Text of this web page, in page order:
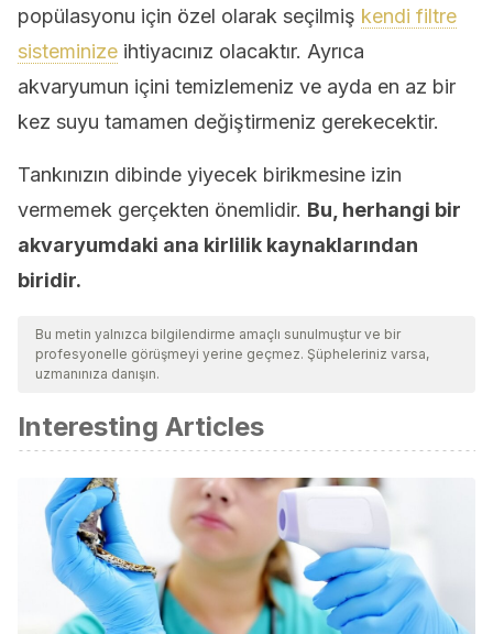
popülasyonu için özel olarak seçilmiş kendi filtre
sisteminize ihtiyacınız olacaktır. Ayrıca
akvaryumun içini temizlemeniz ve ayda en az bir
kez suyu tamamen değiştirmeniz gerekecektir.
Tankınızın dibinde yiyecek birikmesine izin
vermemek gerçekten önemlidir. Bu, herhangi bir
akvaryumdaki ana kirlilik kaynaklarından
biridir.
Bu metin yalnızca bilgilendirme amaçlı sunulmuştur ve bir
profesyonelle görüşmeyi yerine geçmez. Şüpheleriniz varsa,
uzmanınıza danışın.
Interesting Articles